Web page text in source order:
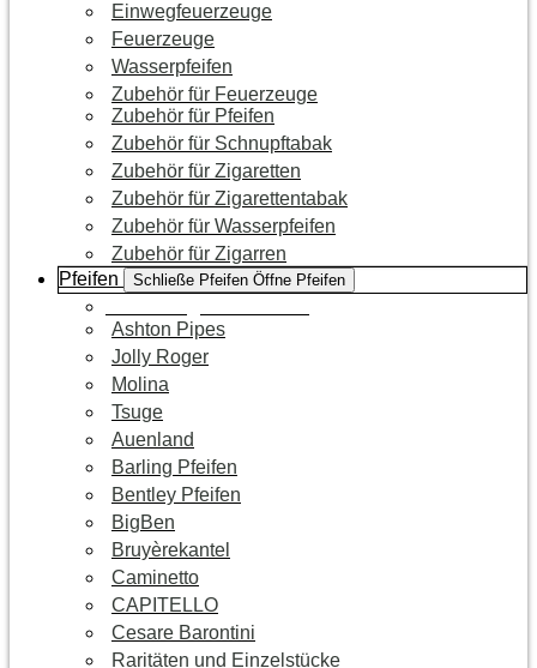
Einwegfeuerzeuge
Feuerzeuge
Wasserpfeifen
Zubehör für Feuerzeuge
Zubehör für Pfeifen
Zubehör für Schnupftabak
Zubehör für Zigaretten
Zubehör für Zigarettentabak
Zubehör für Wasserpfeifen
Zubehör für Zigarren
Pfeifen
Schließe Pfeifen Öffne Pfeifen
Ashton Pipes
Jolly Roger
Molina
Tsuge
Auenland
Barling Pfeifen
Bentley Pfeifen
BigBen
Bruyèrekantel
Caminetto
CAPITELLO
Cesare Barontini
Raritäten und Einzelstücke